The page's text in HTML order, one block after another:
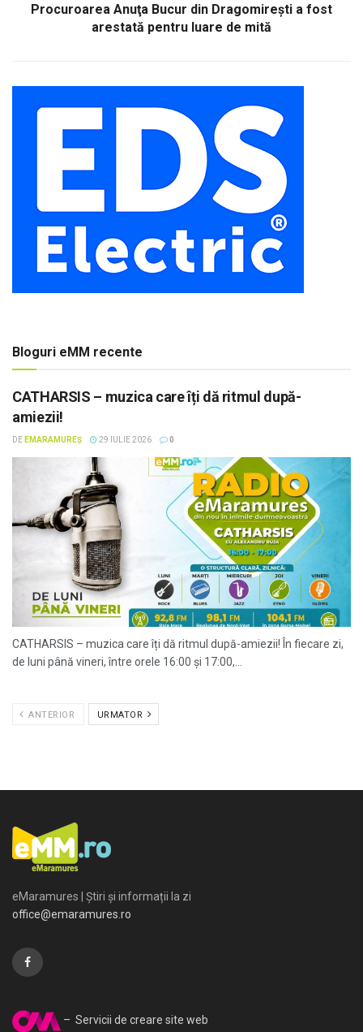
Procuroarea Anuţa Bucur din Dragomireşti a fost
arestată pentru luare de mită
Bloguri eMM recente
CATHARSIS – muzica care îți dă ritmul după-
amiezii!
DE EMARAMUREȘ 29 IULIE 2026 0
CATHARSIS – muzica care îți dă ritmul după-amiezii! În fiecare zi,
de luni până vineri, între orele 16:00 și 17:00,...
ANTERIOR URMATOR
eMaramures | Știri și informații la zi
office@emaramures.ro
– Servicii de creare site web